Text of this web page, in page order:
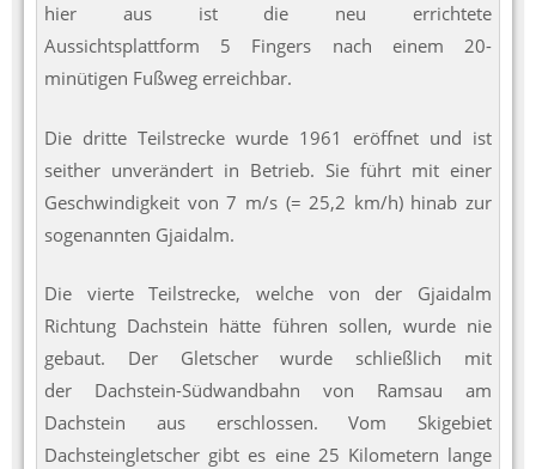
hier aus ist die neu errichtete
Aussichtsplattform 5 Fingers nach einem 20-
minütigen Fußweg erreichbar.
Die dritte Teilstrecke wurde 1961 eröffnet und ist
seither unverändert in Betrieb. Sie führt mit einer
Geschwindigkeit von 7 m/s (= 25,2 km/h) hinab zur
sogenannten Gjaidalm.
Die vierte Teilstrecke, welche von der Gjaidalm
Richtung Dachstein hätte führen sollen, wurde nie
gebaut. Der Gletscher wurde schließlich mit
der Dachstein-Südwandbahn von Ramsau am
Dachstein aus erschlossen. Vom Skigebiet
Dachsteingletscher gibt es eine 25 Kilometern lange